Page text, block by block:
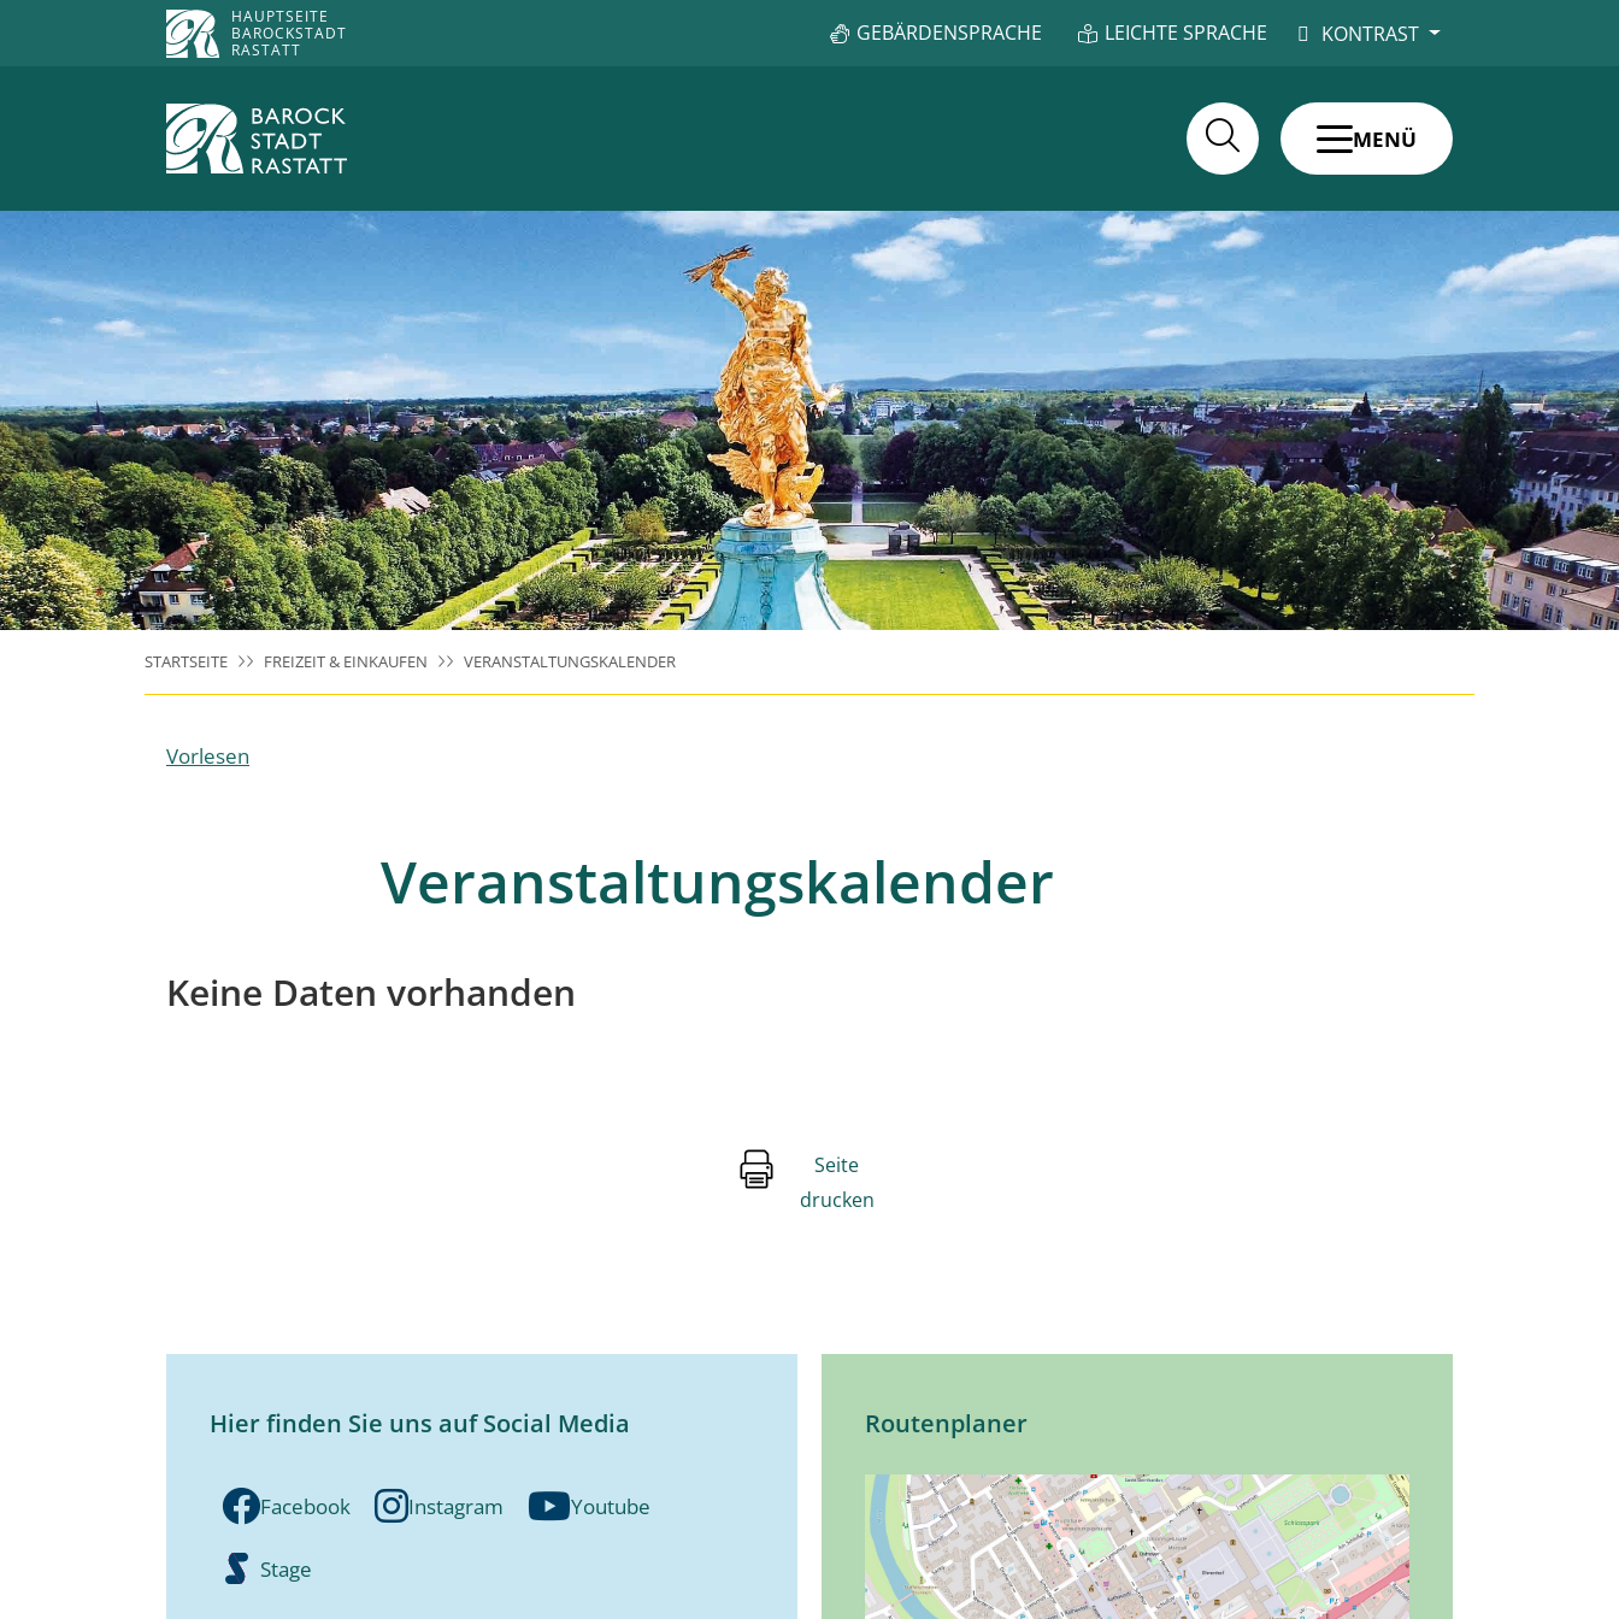
HAUPTSEITE
BAROCKSTADT
RASTATT
GEBÄRDENSPRACHE LEICHTE SPRACHE KONTRAST
MENÜ
STARTSEITE FREIZEIT & EINKAUFEN VERANSTALTUNGSKALENDER
Vorlesen
Veranstaltungskalender
Keine Daten vorhanden
Seite
drucken
Hier finden Sie uns auf Social Media
Facebook Instagram Youtube
Stage
Routenplaner